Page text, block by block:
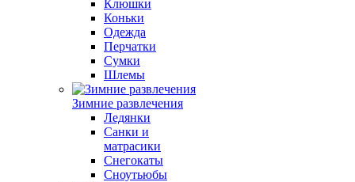
Клюшки
Коньки
Одежда
Перчатки
Сумки
Шлемы
Зимние развлечения
Ледянки
Санки и
матрасики
Снегокаты
Сноутьюбы